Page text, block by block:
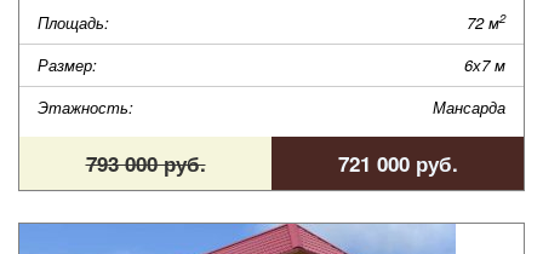
Площадь: 72 м2
Размер:
6х7 м
Этажность:
Мансарда
793 000 руб. 721 000 руб.